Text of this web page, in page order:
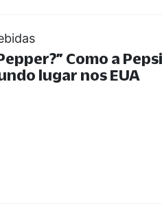
” Como a Pepsi
lugar nos EUA